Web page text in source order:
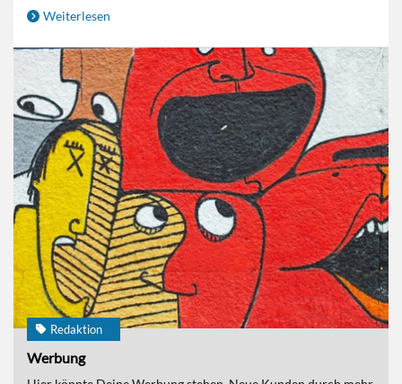
Weiterlesen
Redaktion
Werbung